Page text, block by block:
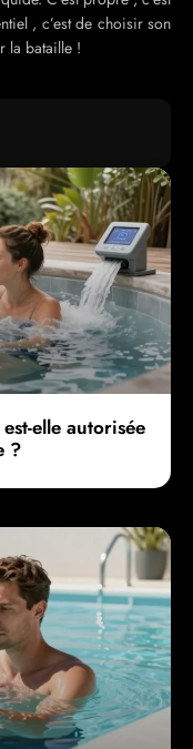
, c’est de choisir son
la bataille !
elle autorisée
?